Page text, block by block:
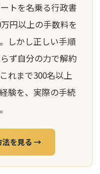
トを名乗る行政書
円以上の手数料を
しかし正しい手順
ず自分の力で解約
れまで300名以上
験を、実際の手続
法を見る →